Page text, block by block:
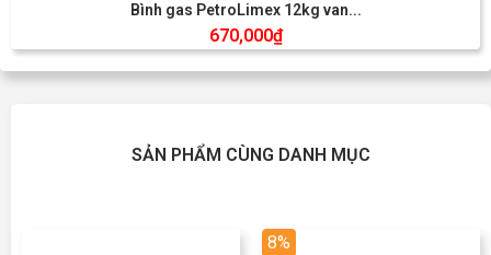
Bình gas PetroLimex 12kg van...
670,000₫
SẢN PHẨM CÙNG DANH MỤC
8%